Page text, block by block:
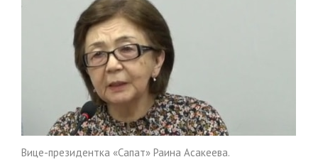
Вице-президентка «Сапат» Раина Асакеева.